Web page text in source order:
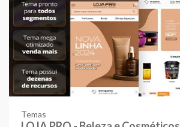
Temas